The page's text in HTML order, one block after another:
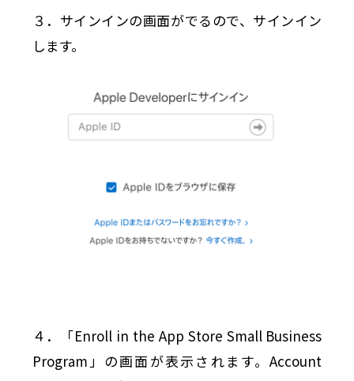
３．サインインの画面がでるので、サインイン
します。
４．「Enroll in the App Store Small Business
Program」の画面が表示されます。Account